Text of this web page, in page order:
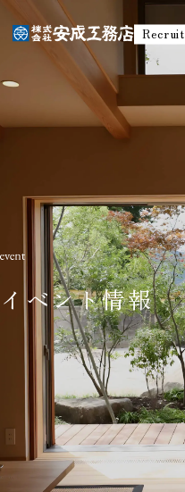
Recruit
イベント情報